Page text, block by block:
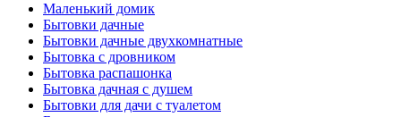
Маленький домик
Бытовки дачные
Бытовки дачные двухкомнатные
Бытовка с дровником
Бытовка распашонка
Бытовка дачная с душем
Бытовки для дачи с туалетом